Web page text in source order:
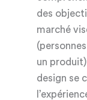
des
marché
un
design se